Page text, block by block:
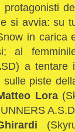
si avvia: su
in
al
a
piste
Lora